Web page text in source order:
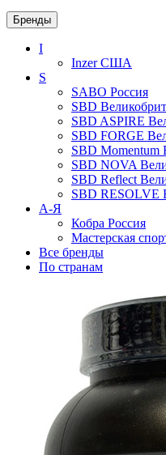
Бренды
I
InzerСША
S
SABO Россия
SBD
SBD ASPIRE
SBD FORGE
SBD Momentum
SBD NOVA
SBD Reflect
SBD RESOLVE
А-Я
Кобра Россия
Мастерская
Все бренды
По странам